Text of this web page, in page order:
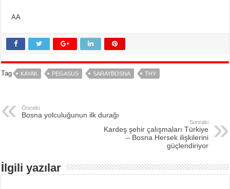
AA
Tag KAYAK PEGASUS SARAYBOSNA THY
Önceki
Bosna yolculuğunun ilk durağı
Sonraki
Kardeş şehir çalışmaları Türkiye
– Bosna Hersek ilişkilerini
güçlendiriyor
İlgili yazılar